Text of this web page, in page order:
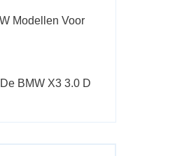
Modellen Voor
BMW X3 3.0 D